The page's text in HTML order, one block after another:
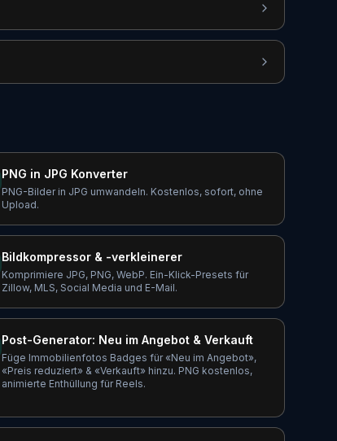
PNG in JPG Konverter
PNG-Bilder in JPG umwandeln. Kostenlos, sofort, ohne
Upload.
Bildkompressor & -verkleinerer
Komprimiere JPG, PNG, WebP. Ein-Klick-Presets für
Zillow, MLS, Social Media und E-Mail.
Post-Generator: Neu im Angebot & Verkauft
Füge Immobilienfotos Badges für «Neu im Angebot»,
«Preis reduziert» & «Verkauft» hinzu. PNG kostenlos,
animierte Enthüllung für Reels.